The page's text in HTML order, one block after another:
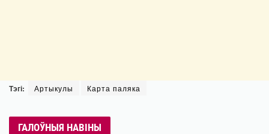
Тэгі: Артыкулы Карта паляка
ГАЛОЎНЫЯ НАВІНЫ